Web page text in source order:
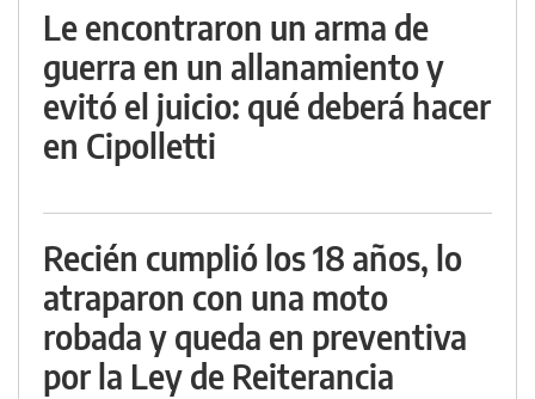
Le encontraron un arma de
guerra en un allanamiento y
evitó el juicio: qué deberá hacer
en Cipolletti
Recién cumplió los 18 años, lo
atraparon con una moto
robada y queda en preventiva
por la Ley de Reiterancia